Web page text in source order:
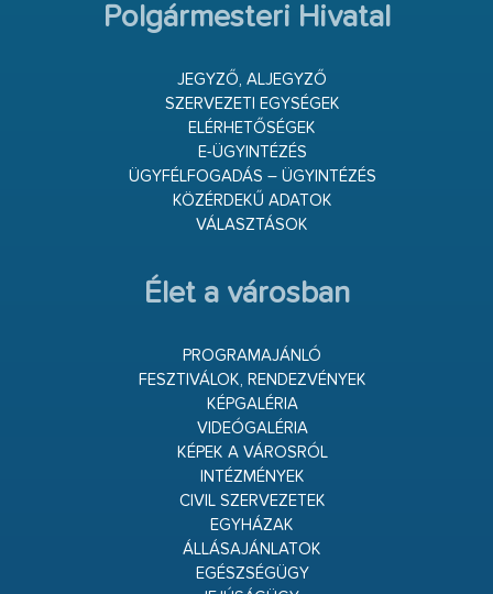
Polgármesteri Hivatal
JEGYZŐ, ALJEGYZŐ
SZERVEZETI EGYSÉGEK
ELÉRHETŐSÉGEK
E-ÜGYINTÉZÉS
ÜGYFÉLFOGADÁS – ÜGYINTÉZÉS
KÖZÉRDEKŰ ADATOK
VÁLASZTÁSOK
Élet a városban
PROGRAMAJÁNLÓ
FESZTIVÁLOK, RENDEZVÉNYEK
KÉPGALÉRIA
VIDEÓGALÉRIA
KÉPEK A VÁROSRÓL
INTÉZMÉNYEK
CIVIL SZERVEZETEK
EGYHÁZAK
ÁLLÁSAJÁNLATOK
EGÉSZSÉGÜGY